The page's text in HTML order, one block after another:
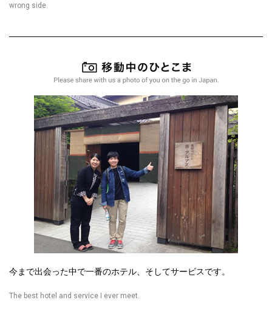
wrong side.
今まで出会った中で一番のホテル、そしてサービスです。
The best hotel and service I ever meet.